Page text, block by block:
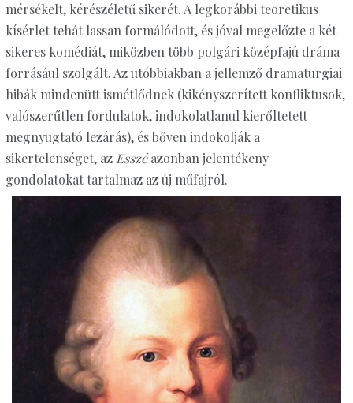
mérsékelt, kérészéletű sikerét. A legkorábbi teoretikus
kísérlet tehát lassan formálódott, és jóval megelőzte a két
sikeres komédiát, miközben több polgári középfajú dráma
forrásául szolgált. Az utóbbiakban a jellemző dramaturgiai
hibák mindenütt ismétlődnek (kikényszerített konfliktusok,
valószerűtlen fordulatok, indokolatlanul kierőltetett
megnyugtató lezárás), és bőven indokolják a
sikertelenséget, az Esszéazonban jelentékeny
gondolatokat tartalmaz az új műfajról.